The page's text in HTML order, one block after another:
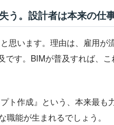
う。設計者は本来の仕
思います。理由は、雇用が
です。BIMが普及すれば、
ト作成』という、本来最も
能が生まれるでしょう。